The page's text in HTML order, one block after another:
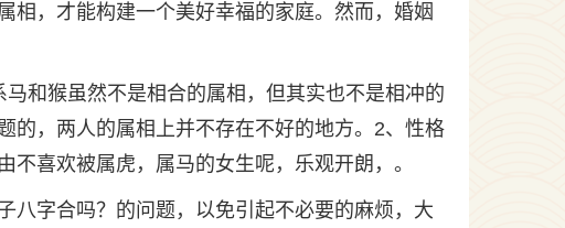
相，才能构建一个美好幸福的家庭。然而，婚姻
和猴虽然不是相合的属相，但其实也不是相冲的
的，两人的属相上并不存在不好的地方。2、性格
喜欢被属虎，属马的女生呢，乐观开朗，。
八字合吗？的问题，以免引起不必要的麻烦，大